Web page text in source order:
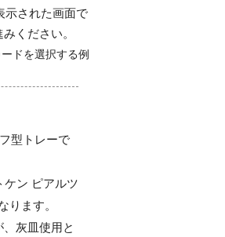
示された画面で
ください。
型トレーで
ケン ピアルツ
ります。
灰皿使用と